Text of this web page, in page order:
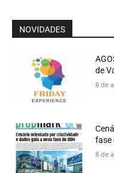
NOVIDADES
de
8 de
fase
8 de